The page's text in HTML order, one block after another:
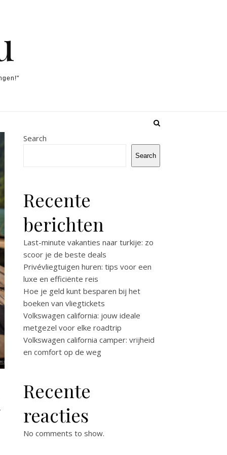
Search
Search
Recente
berichten
Last-minute vakanties naar turkije: zo
scoor je de beste deals
Privévliegtuigen huren: tips voor een
luxe en efficiënte reis
Hoe je geld kunt besparen bij het
boeken van vliegtickets
Volkswagen california: jouw ideale
metgezel voor elke roadtrip
Volkswagen california camper: vrijheid
en comfort op de weg
Recente
reacties
No comments to show.